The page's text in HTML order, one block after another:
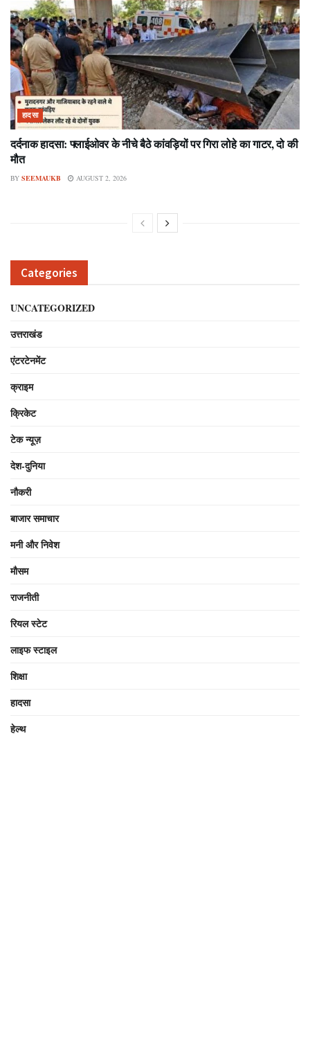
हादसा
दर्दनाक हादसा: फ्लाईओवर के नीचे बैठे कांवड़ियों पर गिरा लोहे का गाटर, दो की
मौत
BY SEEMAUKB AUGUST 2, 2026
Categories
UNCATEGORIZED
उत्तराखंड
एंटरटेनमेंट
क्राइम
क्रिकेट
टेक न्यूज़
देश-दुनिया
नौकरी
बाजार समाचार
मनी और निवेश
मौसम
राजनीती
रियल स्टेट
लाइफ स्टाइल
शिक्षा
हादसा
हेल्थ